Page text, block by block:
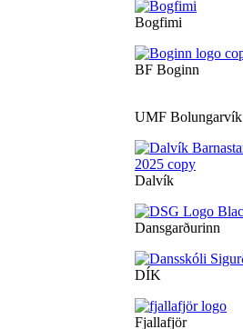
Bogfimi
BF Boginn
UMF Bolungarvík
Dalvík
Dansgarðurinn
DÍK
Fjallafjör